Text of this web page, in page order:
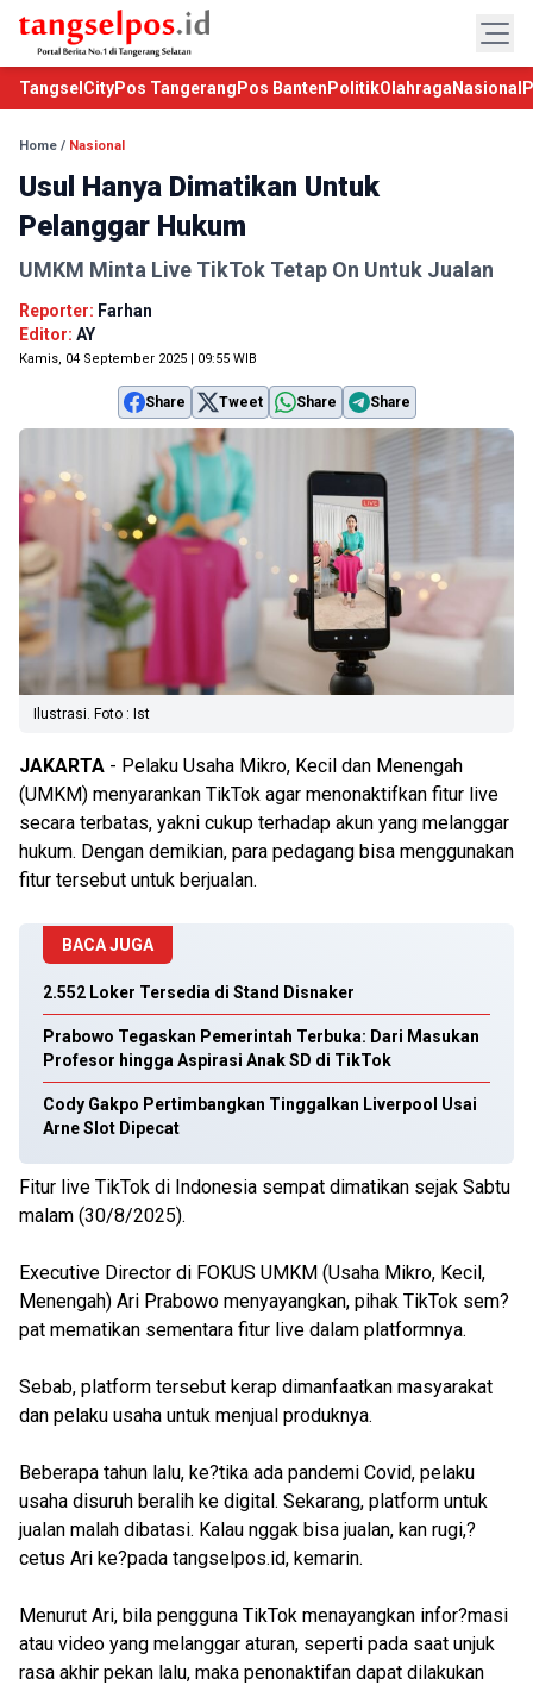
TangselCityPos Tangerang Pos Banten PolitikOlahraga Nasional
Home / Nasional
Usul Hanya Dimatikan Untuk
Pelanggar Hukum
UMKM Minta Live TikTok Tetap On Untuk Jualan
Reporter: Farhan
Editor: AY
Kamis, 04 September 2025 | 09:55 WIB
Share Tweet Share Share
Ilustrasi. Foto : Ist
JAKARTA - Pelaku Usaha Mikro, Kecil dan Menengah
(UMKM) menyarankan TikTok agar menonaktifkan fitur live
secara terbatas, yakni cukup terhadap akun yang melanggar
hukum. Dengan demikian, para pedagang bisa menggunakan
fitur tersebut untuk berjualan.
BACA JUGA
2.552 Loker Tersedia di Stand Disnaker
Prabowo Tegaskan Pemerintah Terbuka: Dari Masukan
Profesor hingga Aspirasi Anak SD di TikTok
Cody Gakpo Pertimbangkan Tinggalkan Liverpool Usai
Arne Slot Dipecat
Fitur live TikTok di Indonesia sempat dimatikan sejak Sabtu
malam (30/8/2025).
Executive Director di FOKUS UMKM (Usaha Mikro, Kecil,
Menengah) Ari Prabowo menyayangkan, pihak TikTok sem?
pat mematikan sementara fitur live dalam platformnya.
Sebab, platform tersebut kerap dimanfaatkan masyarakat
dan pelaku usaha untuk menjual produknya.
Beberapa tahun lalu, ke?tika ada pandemi Covid, pelaku
usaha disuruh beralih ke digital. Sekarang, platform untuk
jualan malah dibatasi. Kalau nggak bisa jualan, kan rugi,?
cetus Ari ke?pada tangselpos.id, kemarin.
Menurut Ari, bila pengguna TikTok menayangkan infor?masi
atau video yang melanggar aturan, seperti pada saat unjuk
rasa akhir pekan lalu, maka penonaktifan dapat dilakukan